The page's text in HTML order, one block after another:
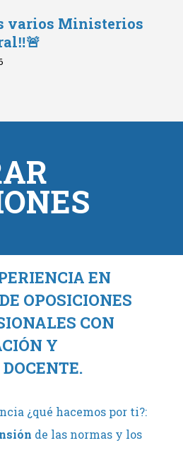
varios Ministerios
EN
OPOSICIONES
CON
Y
¿qué hacemos por ti?:
de las normas y los